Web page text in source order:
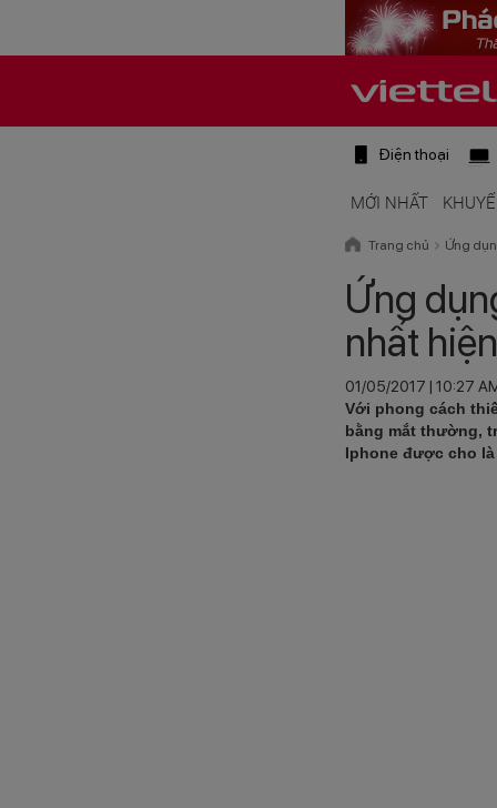
Điện thoại
MỚI NHẤT
Trang chủ Ứng
Ứng
nhất
01/05/2017 | 10:27
Với phong cách
bằng mắt thường,
Iphone được cho